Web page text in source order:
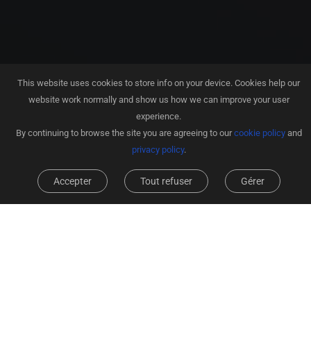
This website uses cookies to store info on your device. Cookies help our
website work normally and show us how we can improve your user
experience.
By continuing to browse the site you are agreeing to ourcookie policyand
privacy policy.
Gérer
Tout refuser
Accepter